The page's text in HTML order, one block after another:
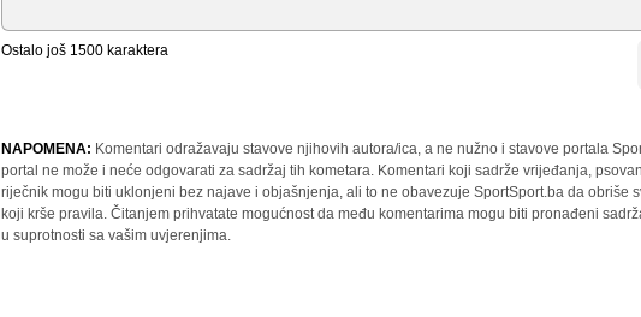
Ostalo još 1500 karaktera
NAPOMENA: Komentari odražavaju stavove njihovih autora/ica, a ne nužno i stavove portala
portal ne može i neće odgovarati za sadržaj tih kometara. Komentari koji sadrže vrijeđanja,
riječnik mogu biti uklonjeni bez najave i objašnjenja, ali to ne obavezuje SportSport.ba da obriše
koji krše pravila. Čitanjem prihvatate mogućnost da među komentarima mogu biti pronađeni
u suprotnosti sa vašim uvjerenjima.